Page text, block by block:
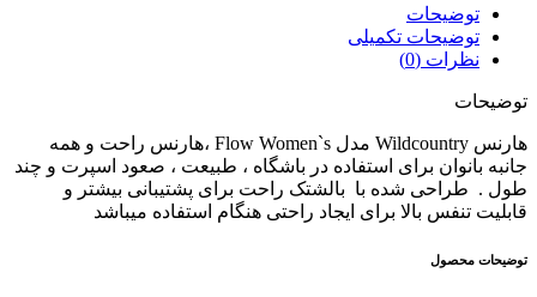
توضیحات
توضیحات تکمیلی
نظرات (0)
توضیحات
هارنس Wildcountry مدل Flow Women`s ،هارنس راحت و همه
جانبه بانوان برای استفاده در باشگاه ، طبیعت ، صعود اسپرت و چند
طول . طراحی شده با بالشتک راحت برای پشتیبانی بیشتر و
قابلیت تنفس بالا برای ایجاد راحتی هنگام استفاده میباشد
توضیحات محصول